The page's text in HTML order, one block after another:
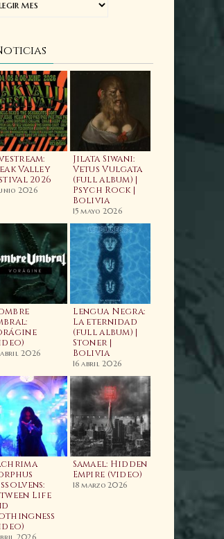
Valley
2026
2026
Jilata Siwani:
Vetus Vulgata
(full album) |
Psych Rock |
Bolivia
15 mayo 2026
abril 2026
Lengua Negra:
La eternidad
(full album) |
Stoner |
Bolivia
16 abril 2026
Life
2026
Samael: Hidden
Empire (video)
18 marzo 2026
Battle 2026:
BOLIVIA |
Nacional
The Psychic
Vampire
Video) |